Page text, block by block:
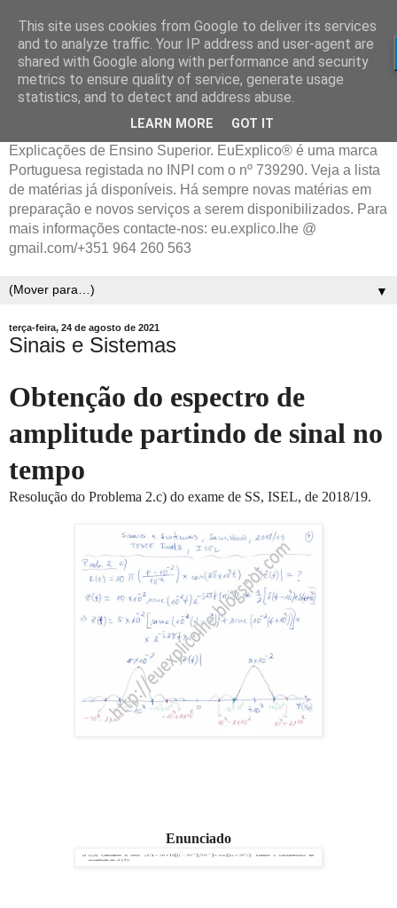
Explicações de Ensino Superior. EuExplico® é uma marca
Portuguesa registada no INPI com o nº 739290. Veja a lista
de matérias já disponíveis. Há sempre novas matérias em
preparação e novos serviços a serem disponibilizados. Para
mais informações contacte-nos: eu.explico.lhe @
gmail.com/+351 964 260 563
▼
terça-feira, 24 de agosto de 2021
Sinais e Sistemas
Obtenção do espectro de
amplitude partindo de sinal no
tempo
Resolução do Problema 2.c) do exame de SS, ISEL, de 2018/19.
Enunciado
This site uses cookies from Google to deliver its services
and to analyze traffic. Your IP address and user-agent are
shared with Google along with performance and security
metrics to ensure quality of service, generate usage
statistics, and to detect and address abuse.
LEARN MORE GOT IT